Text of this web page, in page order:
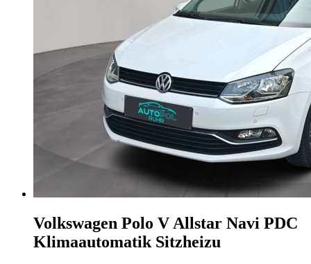
Volkswagen Polo V Allstar Navi PDC
Klimaautomatik Sitzheizu